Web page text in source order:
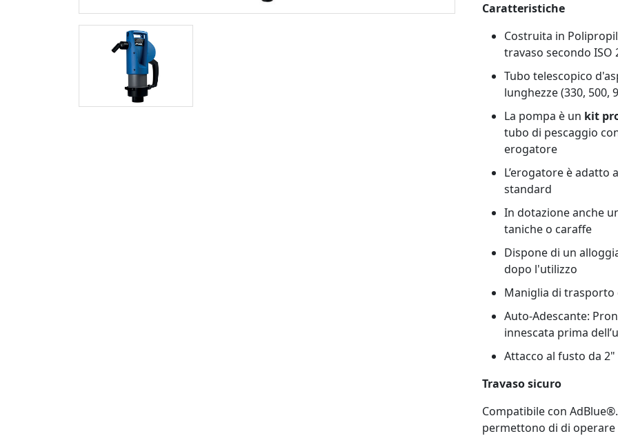
Caratteristiche
Costruita in
travaso secondo ISO
Tubo telescopico
lunghezze (330, 500,
La pompa è un kit
tubo di pescaggio
erogatore
L’erogatore è
standard
In dotazione anche
taniche o caraffe
Dispone di un
dopo l'utilizzo
Maniglia di trasporto
Auto-Adescante:
innescata prima
Attacco al fusto da 2"
Travaso sicuro
Compatibile con
permettono di di